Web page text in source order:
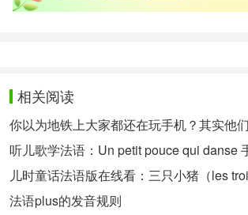
相关阅读
你以为地铁上大家都还在玩手机？其实他
听儿歌学法语：Un petit pouce qui danse
法语plus的发音规则